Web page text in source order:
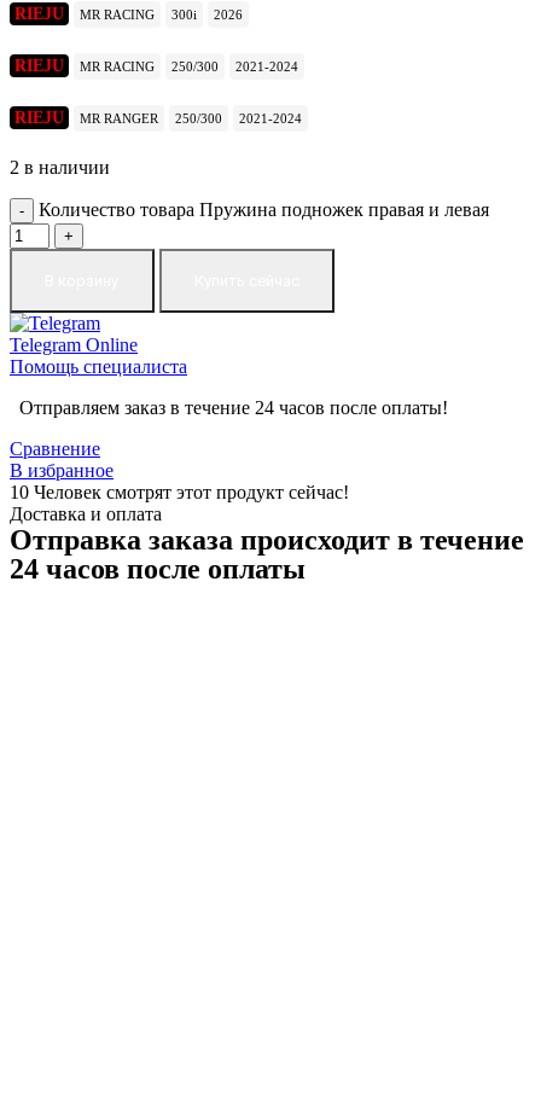
RIEJU MR RACING 300i 2026
RIEJU MR RACING 250/300 2021-2024
RIEJU MR RANGER 250/300 2021-2024
2 в наличии
Количество товара Пружина подножек правая и левая
Telegram Online
Помощь специалиста
Отправляем заказ в течение 24 часов после оплаты!
Сравнение
В избранное
10 Человек смотрят этот продукт сейчас!
Доставка и оплата
Отправка заказа происходит в течение
24 часов после оплаты